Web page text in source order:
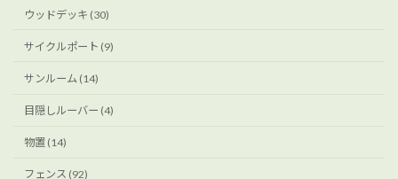
ウッドデッキ (30)
サイクルポート (9)
サンルーム (14)
目隠しルーバー (4)
物置 (14)
フェンス (92)